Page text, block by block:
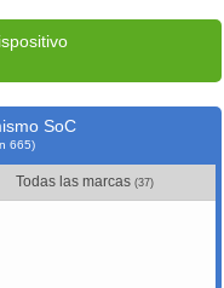
SoC
665)
Todas las marcas (37)